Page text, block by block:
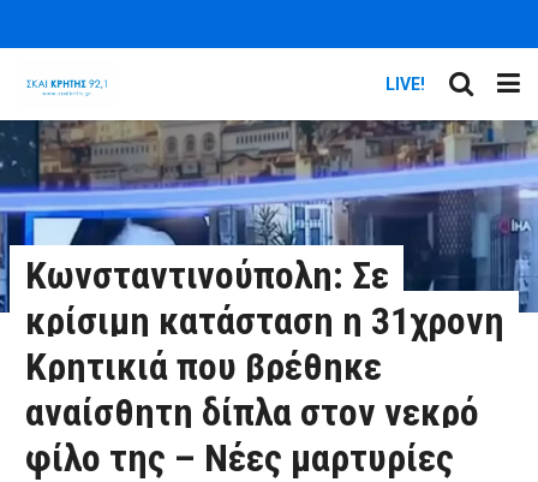
LIVE!
Κωνσταντινούπολη: Σε
κρίσιμη κατάσταση η 31χρονη
Κρητικιά που βρέθηκε
αναίσθητη δίπλα στον νεκρό
φίλο της – Νέες μαρτυρίες